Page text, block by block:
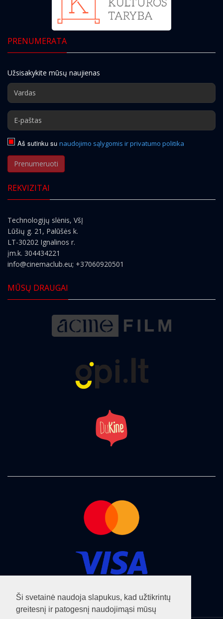
Ši svetainė naudoja slapukus, kad užtikrintų
greitesnį ir patogesnį naudojimąsi mūsų
PRENUMERATA
Užsisakykite mūsų naujienas
Aš sutinku su naudojimo sąlygomis ir privatumo politika
Prenumeruoti
REKVIZITAI
Technologijų slėnis, VšĮ
Lūšių g. 21, Palūšės k.
LT-30202 Ignalinos r.
įm.k. 304434221
info@cinemaclub.eu; +37060920501
MŪSŲ DRAUGAI